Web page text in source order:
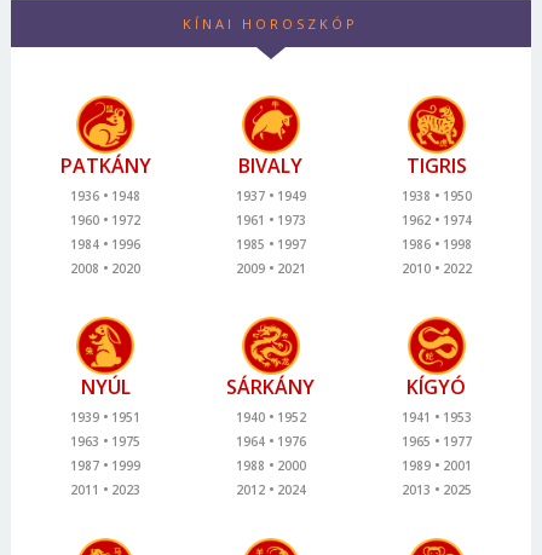
KÍNAI HOROSZKÓP
PATKÁNY
1936
1948
1960
1972
1984
1996
2008
2020
BIVALY
1937
1949
1961
1973
1985
1997
2009
2021
TIGRIS
1938
1950
1962
1974
1986
1998
2010
2022
NYÚL
1939
1951
1963
1975
1987
1999
2011
2023
SÁRKÁNY
1940
1952
1964
1976
1988
2000
2012
2024
KÍGYÓ
1941
1953
1965
1977
1989
2001
2013
2025